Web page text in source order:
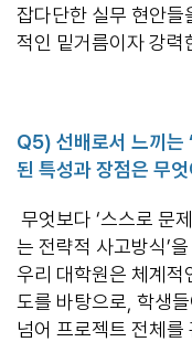
잡다단한 실무 현안들
적인 밑거름이자 강력
Q5) 선배로서 느끼는 ‘
된 특성과 장점은 무
무엇보다 ‘스스로 문
는 전략적 사고방식’
우리 대학원은 체계적
도를 바탕으로, 학생
넘어 프로젝트 전체를